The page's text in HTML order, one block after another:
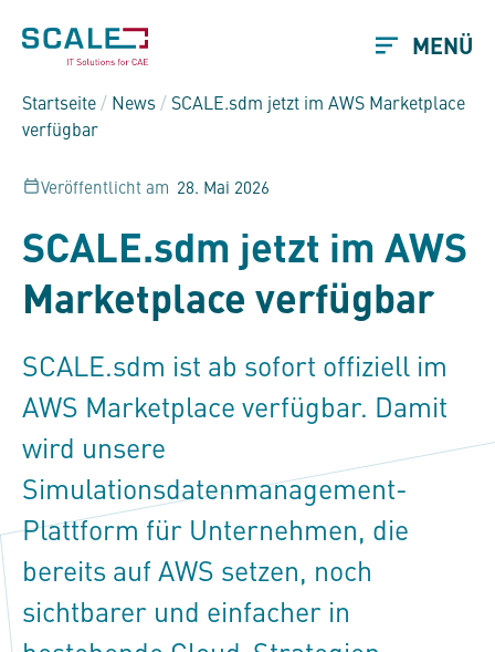
MENÜ
Startseite / News / SCALE.sdm jetzt im AWS Marketplace
verfügbar
Veröffentlicht am 28. Mai 2026
SCALE.sdm jetzt im AWS
Marketplace verfügbar
SCALE.sdm ist ab sofort offiziell im
AWS Marketplace verfügbar. Damit
wird unsere
Simulationsdatenmanagement-
Plattform für Unternehmen, die
bereits auf AWS setzen, noch
sichtbarer und einfacher in